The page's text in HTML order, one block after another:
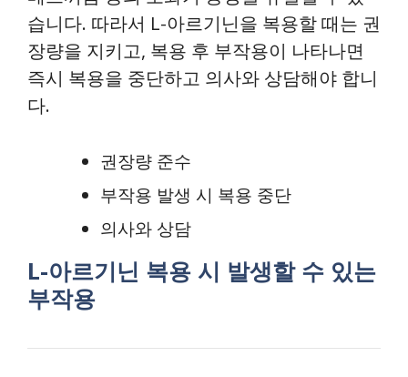
습니다. 따라서 L-아르기닌을 복용할 때는 권
장량을 지키고, 복용 후 부작용이 나타나면
즉시 복용을 중단하고 의사와 상담해야 합니
다.
권장량 준수
부작용 발생 시 복용 중단
의사와 상담
L-아르기닌 복용 시 발생할 수 있는
부작용